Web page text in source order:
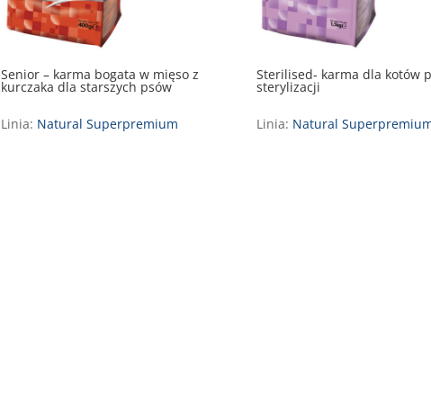
Senior – karma bogata w mięso z
kurczaka dla starszych psów
Linia: Natural Superpremium
Sterilised- karma dla kotów
sterylizacji
Linia: Natural